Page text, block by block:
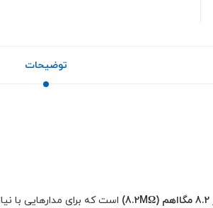
توضیحات
8.2 مگااهم (8.2MΩ) است که برای مدارهایی با